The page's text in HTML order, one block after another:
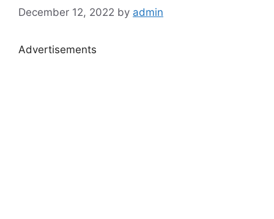
December 12, 2022 by admin
Advertisements